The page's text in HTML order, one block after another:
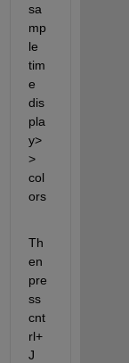
sa
mp
le
tim
e
dis
pla
y>
>
col
ors
Th
en
pre
ss
cnt
rl+
J